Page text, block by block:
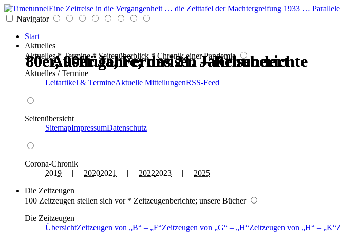
Eine Zeitreise in die Vergangenheit … die Zeittafel der Machtergreifung 1933 …
Navigator
Start
Aktuelles
Aktuelles * Termine * Seitenüberblick * Chronik einer Pandemie
Aktuelles / Termine
Leitartikel & TermineAktuelle MitteilungenRSS-Feed
Seitenübersicht
SitemapImpressumDatenschutz
Corona-Chronik
2019 | 20202021 | 20222023 | 2025
Die Zeitzeugen
100 Zeitzeugen stellen sich vor * Zeitzeugenberichte; unsere Bücher
Die Zeitzeugen
ÜbersichtZeitzeugen von B – F Zeitzeugen von G – H Zeitzeugen von H – K
80er, 90er Jahre; das 21. Jahrhundert
Ausflüge, Fernreisen – Reiseberichte
80er, 90er Jahre; das 21. Jahrhundert
80er, 90er Jahre; das 21. Jahrhundert
Ausflüge, Fernreisen – Reiseberichte
80er, 90er Jahre; das 21. Jahrhundert